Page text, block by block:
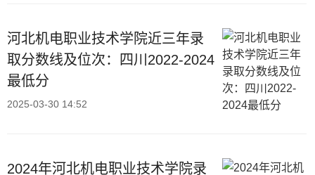
河北机电职业技术学院近三年录
取分数线及位次：四川2022-2024
最低分
2025-03-30 14:52
2024年河北机电职业技术学院录